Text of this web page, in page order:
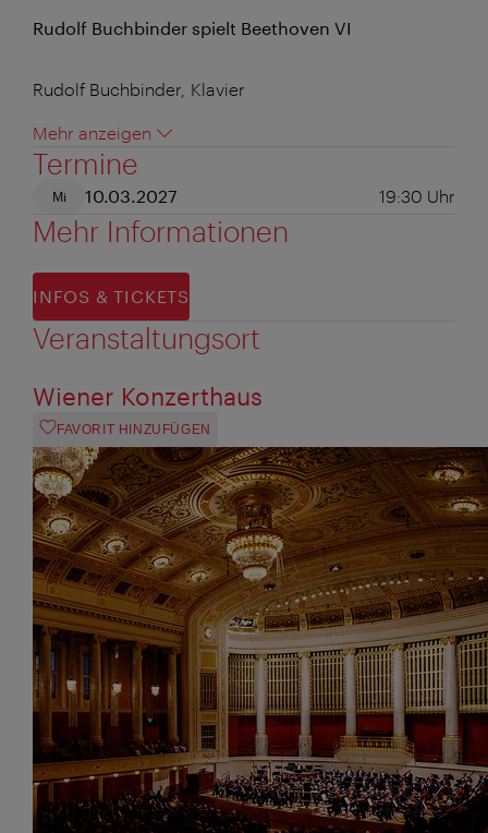
Rudolf Buchbinder spielt Beethoven VI
Rudolf Buchbinder, Klavier
Mehr anzeigen
Termine
Mi 10.03.2027 19:30 Uhr
Mehr Informationen
INFOS & TICKETS
Veranstaltungsort
Wiener Konzerthaus
FAVORIT HINZUFÜGEN